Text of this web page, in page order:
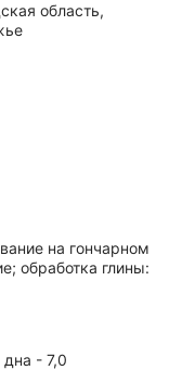
область,
на гончарном
обработка глины:
- 7,0